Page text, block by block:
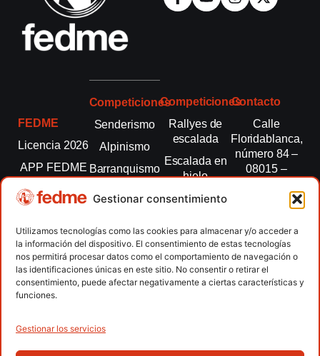
Gestionar consentimiento
Utilizamos tecnologías como las cookies para almacenar y/o acceder a
la información del dispositivo. El consentimiento de estas tecnologías
nos permitirá procesar datos como el comportamiento de navegación o
las identificaciones únicas en este sitio. No consentir o retirar el
consentimiento, puede afectar negativamente a ciertas características y
funciones.
Gestionar los servicios
FEDME
Licencia 2026
APP FEDME
Transparencia
autonómicas
Clubes
Contacto
Competiciones
Senderismo
Alpinismo
Barranquismo
montaña
Escalada
Escalada
paralimpica
Competiciones
Rallyes de
escalada
Escalada en
hielo
Esquí de
Marcha
Nórdica
Raquetas de
nieve
Contacto
Calle
Floridablanca,
número 84 –
08015 –
fedme@fedme.es
934 264 267